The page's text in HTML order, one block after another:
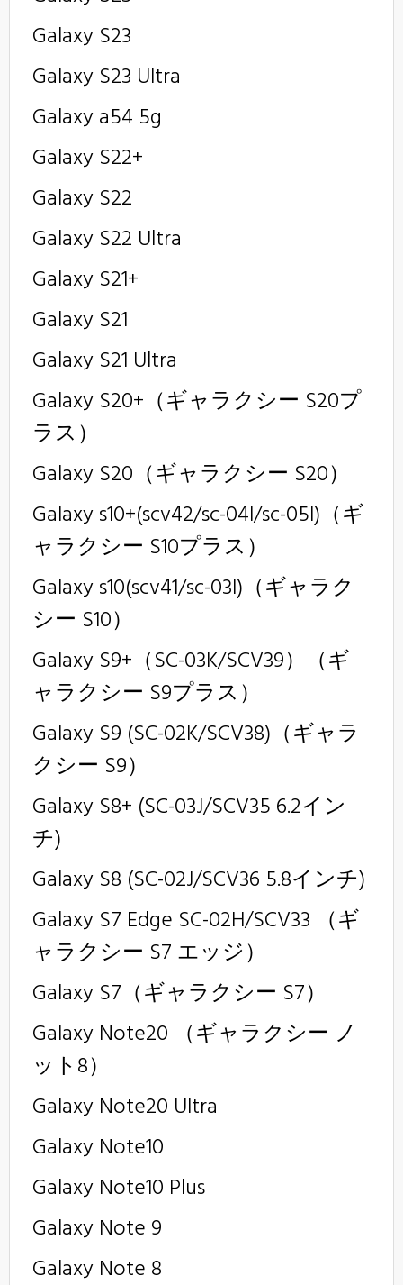
Galaxy S23
Galaxy S23 Ultra
Galaxy a54 5g
Galaxy S22+
Galaxy S22
Galaxy S22 Ultra
Galaxy S21+
Galaxy S21
Galaxy S21 Ultra
Galaxy S20+（ギャラクシー S20プ
ラス）
Galaxy S20（ギャラクシー S20）
Galaxy s10+(scv42/sc-04l/sc-05l)（ギ
ャラクシー S10プラス）
Galaxy s10(scv41/sc-03l)（ギャラク
シー S10）
Galaxy S9+（SC-03K/SCV39）（ギ
ャラクシー S9プラス）
Galaxy S9 (SC-02K/SCV38)（ギャラ
クシー S9）
Galaxy S8+ (SC-03J/SCV35 6.2イン
チ)
Galaxy S8 (SC-02J/SCV36 5.8インチ)
Galaxy S7 Edge SC-02H/SCV33 （ギ
ャラクシー S7 エッジ）
Galaxy S7（ギャラクシー S7）
Galaxy Note20 （ギャラクシー ノ
ット8）
Galaxy Note20 Ultra
Galaxy Note10
Galaxy Note10 Plus
Galaxy Note 9
Galaxy Note 8